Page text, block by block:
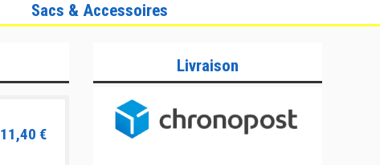
Sacs & Accessoires
11,40 €
Livraison